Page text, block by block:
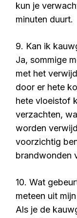
kun je
minuten duurt.
9. Kan ik
Ja, sommige
met het
door er hete
hete vloeistof
verzachten,
worden
voorzichtig
brandwonden
10. Wat
meteen uit
Als je de